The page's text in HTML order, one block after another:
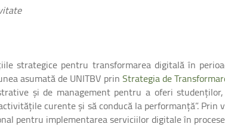
strategice pentru transformarea digitală în
asumată de UNITBV prin Strategia de
și de management pentru a oferi
curente și să conducă la performanță”. Prin
pentru implementarea serviciilor digitale în